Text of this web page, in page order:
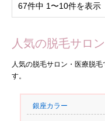
67件中 1〜10件を表示
人気の脱毛サロ
人気の脱毛サロン・医療脱
す。
銀座カラー